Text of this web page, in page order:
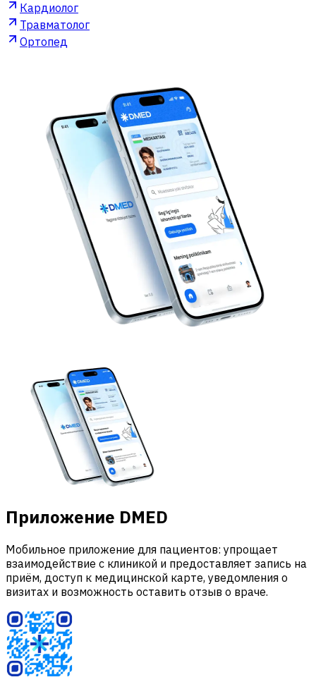
Кардиолог
Травматолог
Ортопед
Приложение DMED
Мобильное приложение для пациентов: упрощает
взаимодействие с клиникой и предоставляет запись на
приём, доступ к медицинской карте, уведомления о
визитах и возможность оставить отзыв о враче.